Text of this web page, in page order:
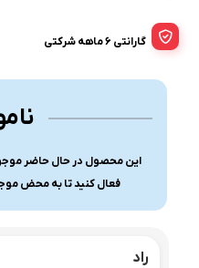
گارانتی 6 ماهه شرکتی
این محصول در حال حاضر موجود
فعال کنید تا به محض
راد